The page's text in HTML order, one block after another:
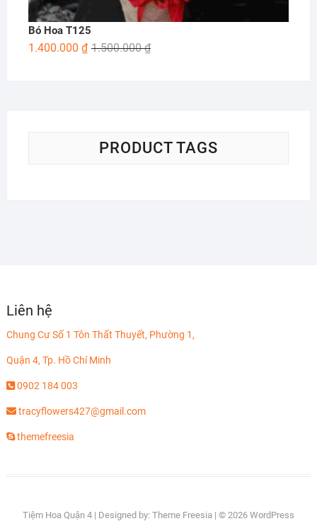
Bó Hoa T125
1.500.000₫
1.400.000 ₫
PRODUCT TAGS
Liên hệ
Chung Cư Số 1 Tôn Thất Thuyết, Phường 1,
Quận 4, Tp. Hồ Chí Minh
0902 184 003
tracyflowers427@gmail.com
themefreesia
Tiệm Hoa Quận 4| Designed by: Theme Freesia| © 2026 WordPress